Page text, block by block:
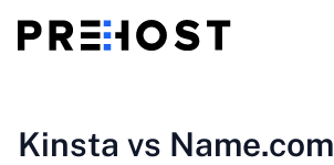
Kinsta vs Name.com